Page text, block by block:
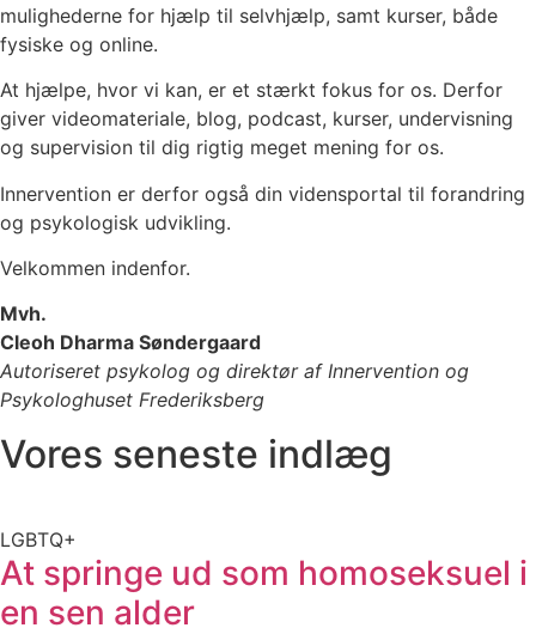
mulighederne for hjælp til selvhjælp, samt kurser, både
fysiske og online.
At hjælpe, hvor vi kan, er et stærkt fokus for os. Derfor
giver videomateriale, blog, podcast, kurser, undervisning
og supervision til dig rigtig meget mening for os.
Innervention er derfor også din vidensportal til forandring
og psykologisk udvikling.
Velkommen indenfor.
Mvh.
Cleoh Dharma Søndergaard
Autoriseret psykolog og direktør af Innervention og
Psykologhuset Frederiksberg
Vores seneste indlæg
LGBTQ+
At springe ud som homoseksuel i
en sen alder